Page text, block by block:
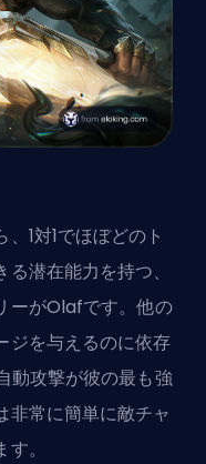
1対1でほぼどのト
潜在能力を持つ、
ーがOlafです。他の
ジを与えるのに依存
動攻撃が彼の最も強
非常に簡単に敵チャ
。